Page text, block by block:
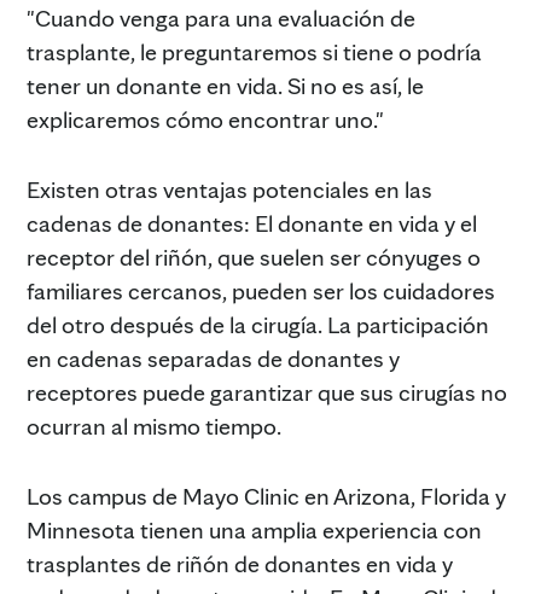
"Cuando venga para una evaluación de
trasplante, le preguntaremos si tiene o podría
tener un donante en vida. Si no es así, le
explicaremos cómo encontrar uno."
Existen otras ventajas potenciales en las
cadenas de donantes: El donante en vida y el
receptor del riñón, que suelen ser cónyuges o
familiares cercanos, pueden ser los cuidadores
del otro después de la cirugía. La participación
en cadenas separadas de donantes y
receptores puede garantizar que sus cirugías no
ocurran al mismo tiempo.
Los campus de Mayo Clinic en Arizona, Florida y
Minnesota tienen una amplia experiencia con
trasplantes de riñón de donantes en vida y